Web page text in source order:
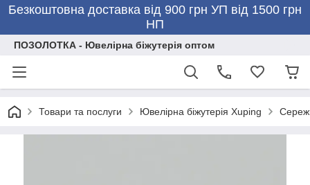
Безкоштовна доставка від 900 грн УП від 1500 грн
НП
ПОЗОЛОТКА - Ювелірна біжутерія оптом
Товари та послуги Ювелірна біжутерія Xuping